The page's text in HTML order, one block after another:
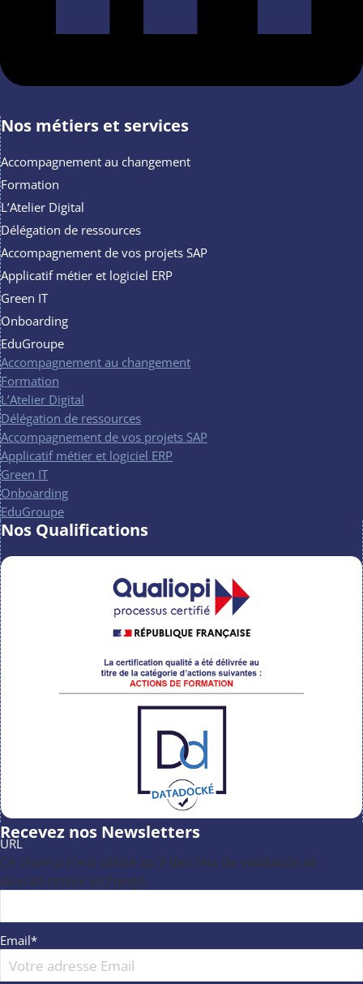
Nos métiers et services
Accompagnement au changement
Formation
L’Atelier Digital
Délégation de ressources
Accompagnement de vos projets SAP
Applicatif métier et logiciel ERP
Green IT
Onboarding
EduGroupe
Accompagnement au changement
Formation
L’Atelier Digital
Délégation de ressources
Accompagnement de vos projets SAP
Applicatif métier et logiciel ERP
Green IT
Onboarding
EduGroupe
Nos Qualifications
Recevez nos Newsletters
URL
Ce champ n’est utilisé qu’à des fins de validation et
devrait rester inchangé.
Email*